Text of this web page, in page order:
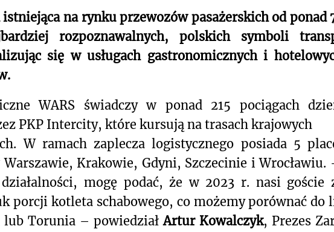
istniejąca na rynku przewozów pasażerskich od ponad
rozpoznawalnych, polskich symboli
się w usługach gastronomicznych i
WARS świadczy w ponad 215 pociągach
PKP Intercity, które kursują na trasach krajowych
W ramach zaplecza logistycznego posiada 5
Krakowie, Gdyni, Szczecinie i Wrocławiu.
mogę podać, że w 2023 r. nasi goście
porcji kotleta schabowego, co możemy porównać do
lub Torunia – powiedziałArtur Kowalczyk, Prezes